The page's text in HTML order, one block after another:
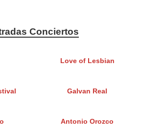
Conciertos
Love of Lesbian
Galvan Real
Antonio Orozco